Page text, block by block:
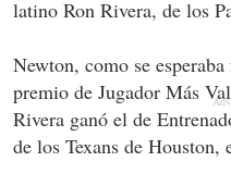
latino Ron Rivera, de los
Newton, como se
premio de Jugador Más
Rivera ganó el de
de los Texans de